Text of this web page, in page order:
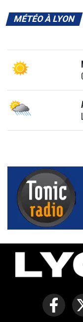
MÉTÉO À LYON